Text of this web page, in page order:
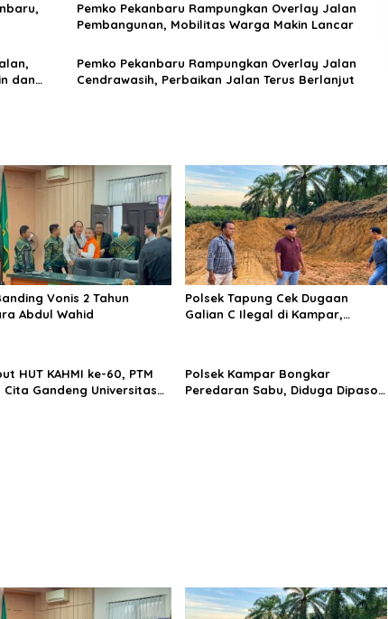
Pemko Pekanbaru Rampungkan Overlay Jalan
Pembangunan, Mobilitas Warga Makin Lancar
dan
Pemko Pekanbaru Rampungkan Overlay Jalan
Cendrawasih, Perbaikan Jalan Terus Berlanjut
Vonis 2 Tahun
Abdul Wahid
Polsek Tapung Cek Dugaan
Galian C Ilegal di Kampar,
HUT KAHMI ke-60, PTM
Cita Gandeng Universitas
Polsek Kampar Bongkar
Peredaran Sabu, Diduga Dipasok